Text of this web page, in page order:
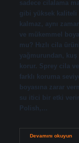
sadece cilalama
gibi yüksek kaliteli
kalmaz, aynı
ve mükemmel
mu? Hızlı cila
yağmurundan,
korur. Sprey cila
farklı koruma
boyasına zarar
su itici bir etki
Polish,…
Devamını okuyunHızlı